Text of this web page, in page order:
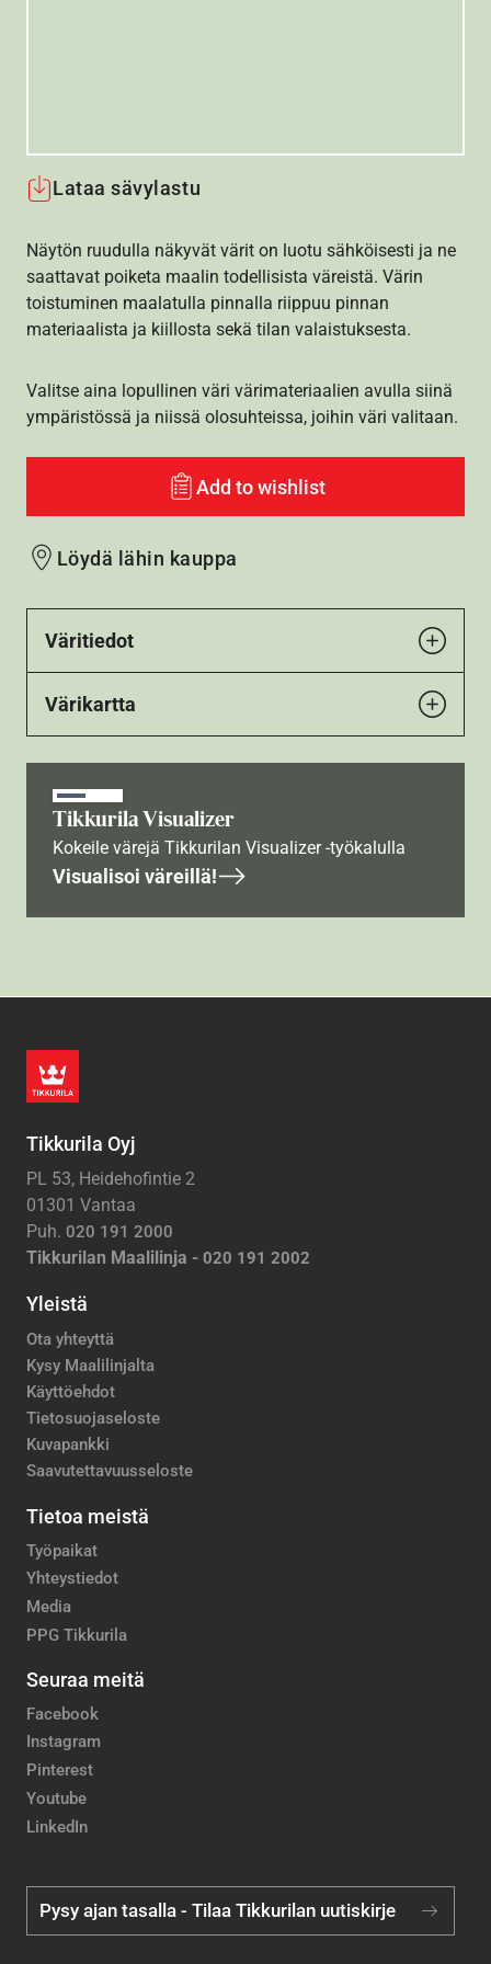
Lataa sävylastu
Näytön ruudulla näkyvät värit on luotu sähköisesti ja ne
saattavat poiketa maalin todellisista väreistä. Värin
toistuminen maalatulla pinnalla riippuu pinnan
materiaalista ja kiillosta sekä tilan valaistuksesta.
Valitse aina lopullinen väri värimateriaalien avulla siinä
ympäristössä ja niissä olosuhteissa, joihin väri valitaan.
Add to wishlist
Löydä lähin kauppa
Väritiedot
Värikartta
Tikkurila Visualizer
Kokeile värejä Tikkurilan Visualizer -työkalulla
Visualisoi väreillä!
Tikkurila Oyj
PL 53, Heidehofintie 2
01301 Vantaa
Puh. 020 191 2000
Tikkurilan Maalilinja - 020 191 2002
Yleistä
Ota yhteyttä
Kysy Maalilinjalta
Käyttöehdot
Tietosuojaseloste
Kuvapankki
Saavutettavuusseloste
Tietoa meistä
Työpaikat
Yhteystiedot
Media
PPG Tikkurila
Seuraa meitä
Facebook
Instagram
Pinterest
Youtube
LinkedIn
Pysy ajan tasalla - Tilaa Tikkurilan uutiskirje